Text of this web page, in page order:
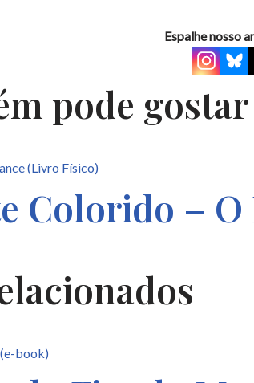
Espalhe nosso
pode
Colorido –